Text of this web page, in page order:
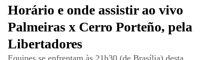
Horário e onde assistir ao vivo
Palmeiras x Cerro Porteño, pela
Libertadores
Equipes se enfrentam às 21h30 (de Brasília) desta